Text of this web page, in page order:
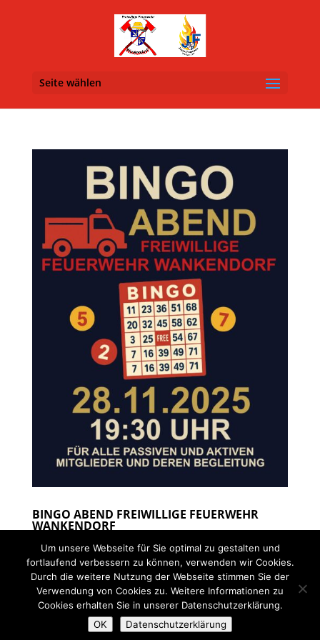
Seite wählen
BINGO ABEND FREIWILLIGE FEUERWEHR
WANKENDORF
Designed by exklusivMARKETING |
www.marketing.sh
Um unsere Webseite für Sie optimal zu gestalten und
fortlaufend verbessern zu können, verwenden wir Cookies.
Durch die weitere Nutzung der Webseite stimmen Sie der
Verwendung von Cookies zu. Weitere Informationen zu
Cookies erhalten Sie in unserer Datenschutzerklärung.
OK
Datenschutzerklärung